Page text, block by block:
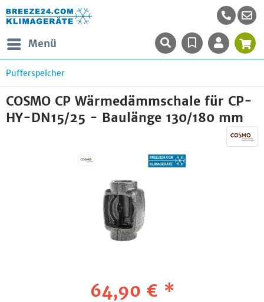
Menü
Pufferspeicher
COSMO CP Wärmedämmschale für CP-
HY-DN15/25 - Baulänge 130/180 mm
64,90 € *